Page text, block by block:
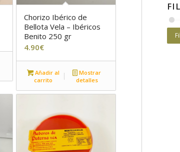
Chorizo Ibérico de
Bellota Vela – Ibéricos
Benito 250 gr
4.90€
Añadir al
carrito
Mostrar
detalles